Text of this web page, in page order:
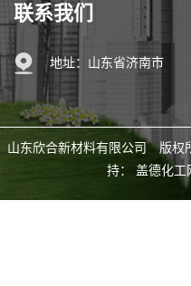
联系我们
地址：山东省济南市
山东欣合新材料有限公司 版权
持： 盖德化工